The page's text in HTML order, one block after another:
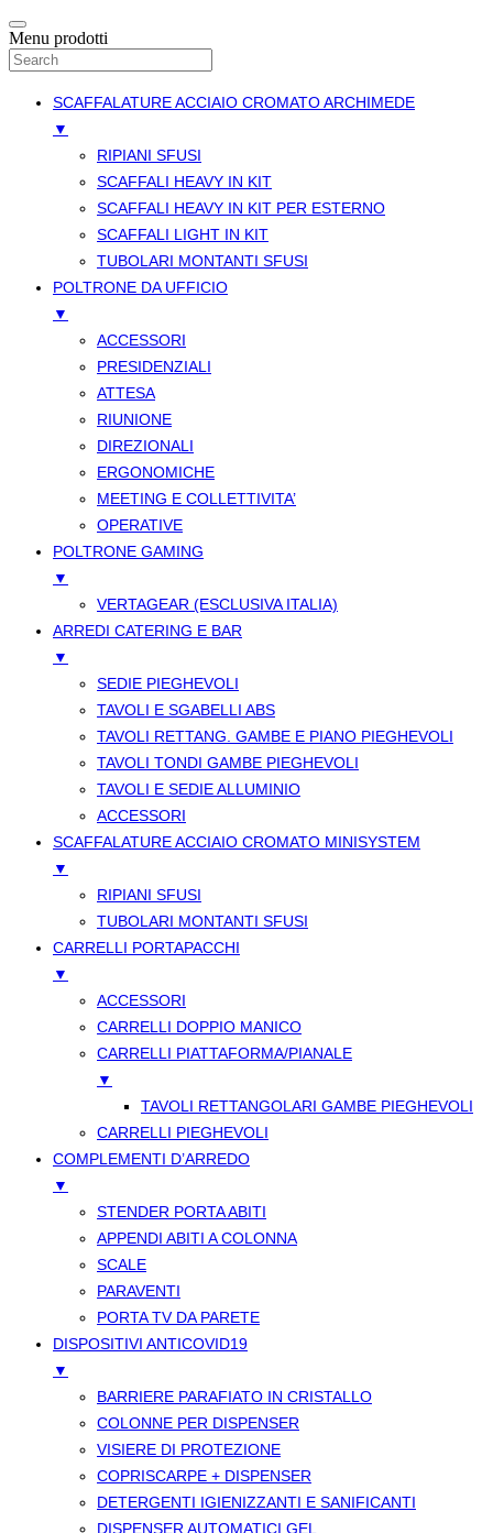
Menu prodotti
SCAFFALATURE ACCIAIO CROMATO ARCHIMEDE
▼
RIPIANI SFUSI
SCAFFALI HEAVY IN KIT
SCAFFALI HEAVY IN KIT PER ESTERNO
SCAFFALI LIGHT IN KIT
TUBOLARI MONTANTI SFUSI
POLTRONE DA UFFICIO
▼
ACCESSORI
PRESIDENZIALI
ATTESA
RIUNIONE
DIREZIONALI
ERGONOMICHE
MEETING E COLLETTIVITA’
OPERATIVE
POLTRONE GAMING
▼
VERTAGEAR (ESCLUSIVA ITALIA)
ARREDI CATERING E BAR
▼
SEDIE PIEGHEVOLI
TAVOLI E SGABELLI ABS
TAVOLI RETTANG. GAMBE E PIANO PIEGHEVOLI
TAVOLI TONDI GAMBE PIEGHEVOLI
TAVOLI E SEDIE ALLUMINIO
ACCESSORI
SCAFFALATURE ACCIAIO CROMATO MINISYSTEM
▼
RIPIANI SFUSI
TUBOLARI MONTANTI SFUSI
CARRELLI PORTAPACCHI
▼
ACCESSORI
CARRELLI DOPPIO MANICO
CARRELLI PIATTAFORMA/PIANALE
▼
TAVOLI RETTANGOLARI GAMBE PIEGHEVOLI
CARRELLI PIEGHEVOLI
COMPLEMENTI D’ARREDO
▼
STENDER PORTA ABITI
APPENDI ABITI A COLONNA
SCALE
PARAVENTI
PORTA TV DA PARETE
DISPOSITIVI ANTICOVID19
▼
BARRIERE PARAFIATO IN CRISTALLO
COLONNE PER DISPENSER
VISIERE DI PROTEZIONE
COPRISCARPE + DISPENSER
DETERGENTI IGIENIZZANTI E SANIFICANTI
DISPENSER AUTOMATICI GEL